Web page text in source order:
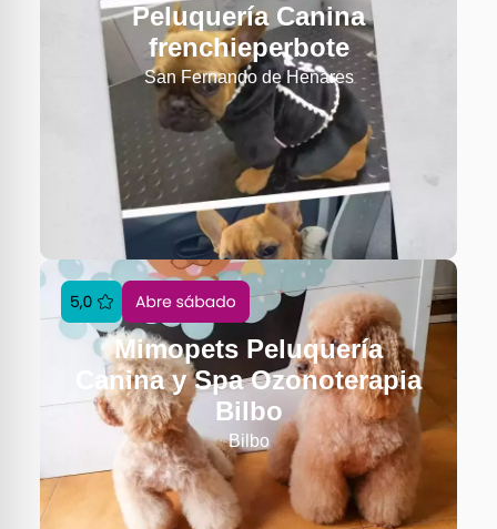
Peluquería Canina
frenchieperbote
San Fernando de Henares
Mimopets Peluquería
Canina y Spa Ozonoterapia
Bilbo
Bilbo